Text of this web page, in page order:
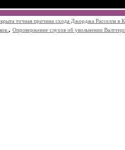
точная причина схода Джорджа Расселла в
, Опровержение слухов об увольнении